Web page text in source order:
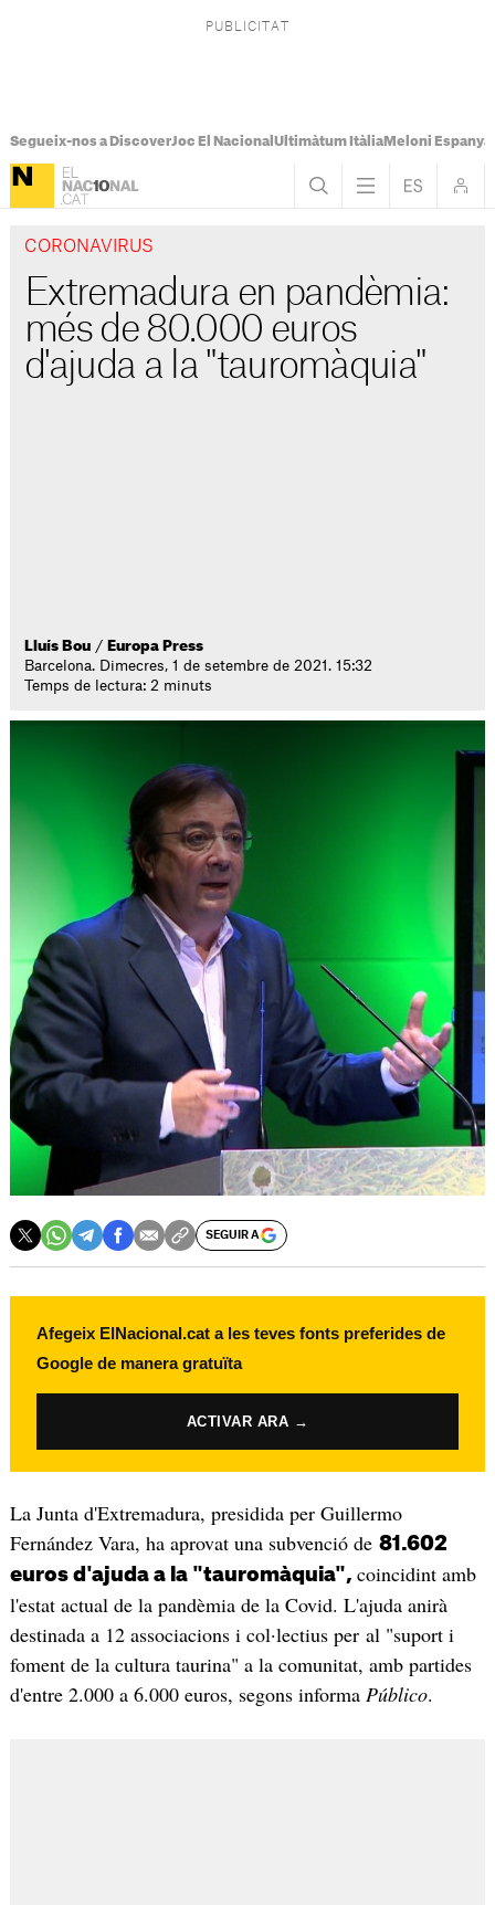
Segueix-nos a DiscoverJoc El Nacional Ultimàtum ItàliaMeloni Espanya
CORONAVIRUS
Extremadura en pandèmia:
més de 80.000 euros
d'ajuda a la "tauromàquia"
Lluís Bou / Europa Press
Barcelona. Dimecres, 1 de setembre de 2021. 15:32
Temps de lectura: 2 minuts
SEGUIR A
Afegeix ElNacional.cat a les teves fonts preferides de
Google de manera gratuïta
ACTIVAR ARA →
La Junta d'Extremadura, presidida per Guillermo
Fernández Vara, ha aprovat una subvenció de 81.602
euros d'ajuda a la "tauromàquia", coincidint amb
l'estat actual de la pandèmia de la Covid. L'ajuda anirà
destinada a 12 associacions i col·lectius per al "suport i
foment de la cultura taurina" a la comunitat, amb partides
d'entre 2.000 a 6.000 euros, segons informa Público.